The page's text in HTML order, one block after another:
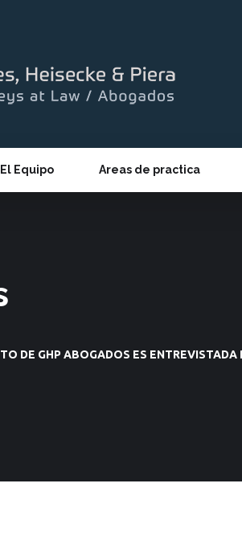
El Equipo Areas de practica
DE GHP ABOGADOS ES